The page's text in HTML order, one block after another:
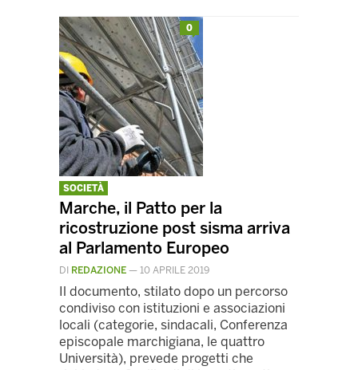
0
SOCIETÀ
Marche, il Patto per la
ricostruzione post sisma arriva
al Parlamento Europeo
DI REDAZIONE — 10 APRILE 2019
Il documento, stilato dopo un percorso
condiviso con istituzioni e associazioni
locali (categorie, sindacali, Conferenza
episcopale marchigiana, le quattro
Università), prevede progetti che